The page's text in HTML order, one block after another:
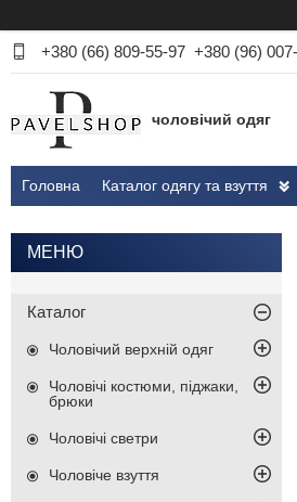
+380 (66) 809-55-97 +380 (96)
чоловічий одяг
Головна Каталог одягу та взуття
Каталог
Чоловічий верхній одяг
Чоловічі костюми, піджаки,
брюки
Чоловічі светри
Чоловіче взуття